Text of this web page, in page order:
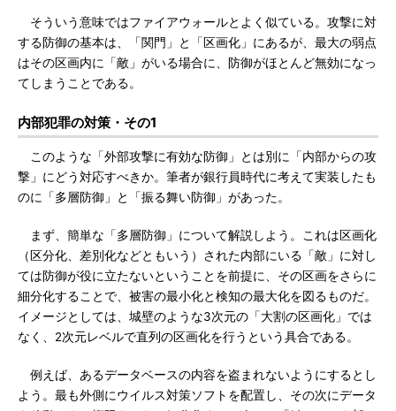
そういう意味ではファイアウォールとよく似ている。攻撃に対
する防御の基本は、「関門」と「区画化」にあるが、最大の弱点
はその区画内に「敵」がいる場合に、防御がほとんど無効になっ
てしまうことである。
内部犯罪の対策・その1
このような「外部攻撃に有効な防御」とは別に「内部からの攻
撃」にどう対応すべきか。筆者が銀行員時代に考えて実装したも
のに「多層防御」と「振る舞い防御」があった。
まず、簡単な「多層防御」について解説しよう。これは区画化
（区分化、差別化などともいう）された内部にいる「敵」に対し
ては防御が役に立たないということを前提に、その区画をさらに
細分化することで、被害の最小化と検知の最大化を図るものだ。
イメージとしては、城壁のような3次元の「大割の区画化」では
なく、2次元レベルで直列の区画化を行うという具合である。
例えば、あるデータベースの内容を盗まれないようにするとし
よう。最も外側にウイルス対策ソフトを配置し、その次にデータ